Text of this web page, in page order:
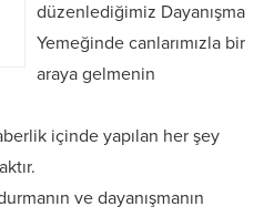
düzenlediğimiz Dayanışma
Yemeğinde canlarımızla bir
araya gelmenin
içinde yapılan her şey
ve dayanışmanın